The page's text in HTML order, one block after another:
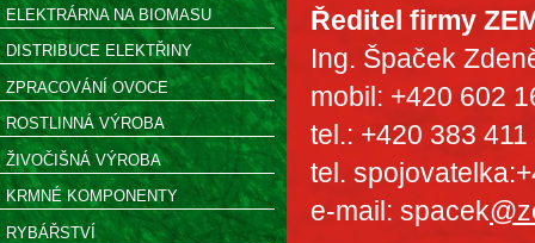
ELEKTRÁRNA NA BIOMASU
DISTRIBUCE ELEKTŘINY
ZPRACOVÁNÍ OVOCE
ROSTLINNÁ VÝROBA
ŽIVOČIŠNÁ VÝROBA
KRMNÉ KOMPONENTY
RYBÁŘSTVÍ
Ředitel firmy
Ing. Špaček
mobil: +420 602
tel.: +420 383
tel.
e-mail: spacek